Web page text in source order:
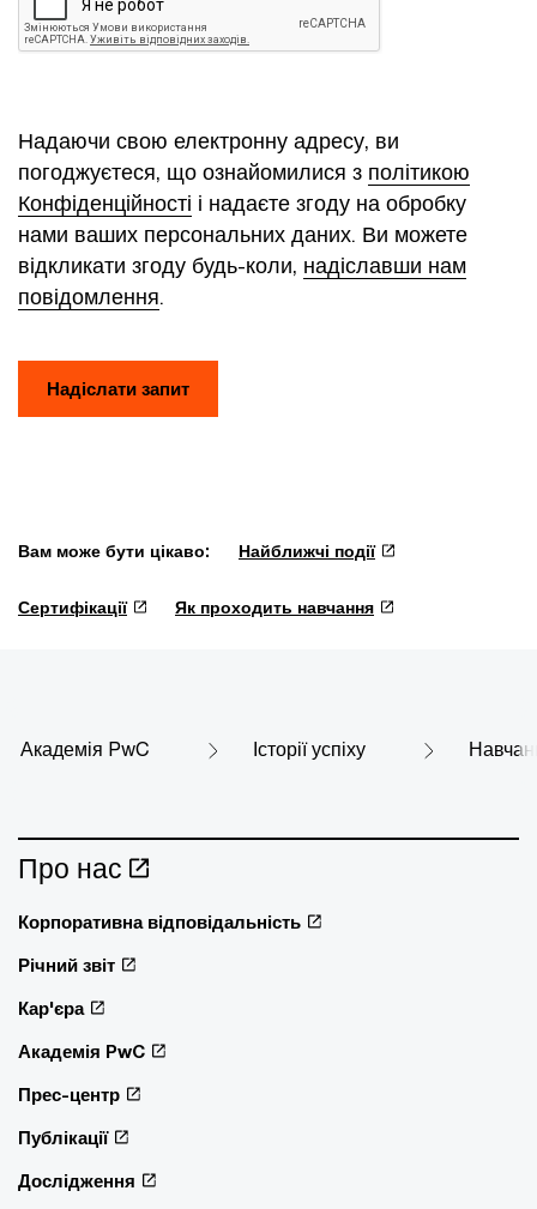
Надаючи свою електронну адресу, ви
погоджуєтеся, що ознайомилися з політикою
Конфіденційності і надаєте згоду на обробку
нами ваших персональних даних. Ви можете
відкликати згоду будь-коли, надіславши нам
повідомлення.
Надіслати запит
Вам може бути цікаво: Найближчі події
Сертифікації Як проходить навчання
Академія PwC Історії успіху
Про нас
Корпоративна відповідальність
Річний звіт
Кар'єра
Академія PwC
Прес-центр
Публікації
Дослідження